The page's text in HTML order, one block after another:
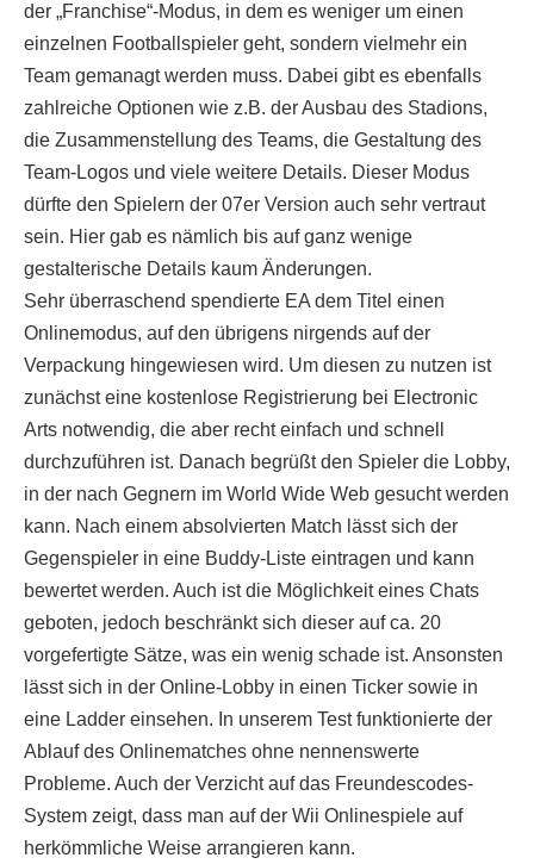
der „Franchise“-Modus, in dem es weniger um einen
einzelnen Footballspieler geht, sondern vielmehr ein
Team gemanagt werden muss. Dabei gibt es ebenfalls
zahlreiche Optionen wie z.B. der Ausbau des Stadions,
die Zusammenstellung des Teams, die Gestaltung des
Team-Logos und viele weitere Details. Dieser Modus
dürfte den Spielern der 07er Version auch sehr vertraut
sein. Hier gab es nämlich bis auf ganz wenige
gestalterische Details kaum Änderungen.
Sehr überraschend spendierte EA dem Titel einen
Onlinemodus, auf den übrigens nirgends auf der
Verpackung hingewiesen wird. Um diesen zu nutzen ist
zunächst eine kostenlose Registrierung bei Electronic
Arts notwendig, die aber recht einfach und schnell
durchzuführen ist. Danach begrüßt den Spieler die Lobby,
in der nach Gegnern im World Wide Web gesucht werden
kann. Nach einem absolvierten Match lässt sich der
Gegenspieler in eine Buddy-Liste eintragen und kann
bewertet werden. Auch ist die Möglichkeit eines Chats
geboten, jedoch beschränkt sich dieser auf ca. 20
vorgefertigte Sätze, was ein wenig schade ist. Ansonsten
lässt sich in der Online-Lobby in einen Ticker sowie in
eine Ladder einsehen. In unserem Test funktionierte der
Ablauf des Onlinematches ohne nennenswerte
Probleme. Auch der Verzicht auf das Freundescodes-
System zeigt, dass man auf der Wii Onlinespiele auf
herkömmliche Weise arrangieren kann.